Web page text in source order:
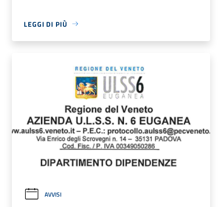
LEGGI DI PIÙ
AVVISI